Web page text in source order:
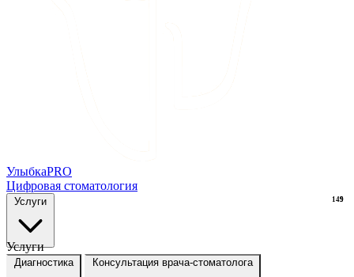
УлыбкаPRO
Цифровая стоматология
Услуги
Услуги
Диагностика Консультация врача-стоматолога
9
149